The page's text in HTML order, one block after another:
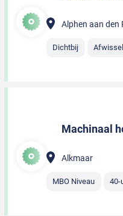
Alphen aan den
Dichtbij
Machinaal
Alkmaar
MBO Niveau 40-